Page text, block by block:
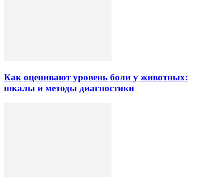
Как оценивают уровень боли у животных:
шкалы и методы диагностики